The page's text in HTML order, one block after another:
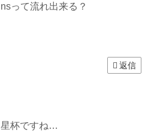
って流れ出来る？
返信
星杯ですね…